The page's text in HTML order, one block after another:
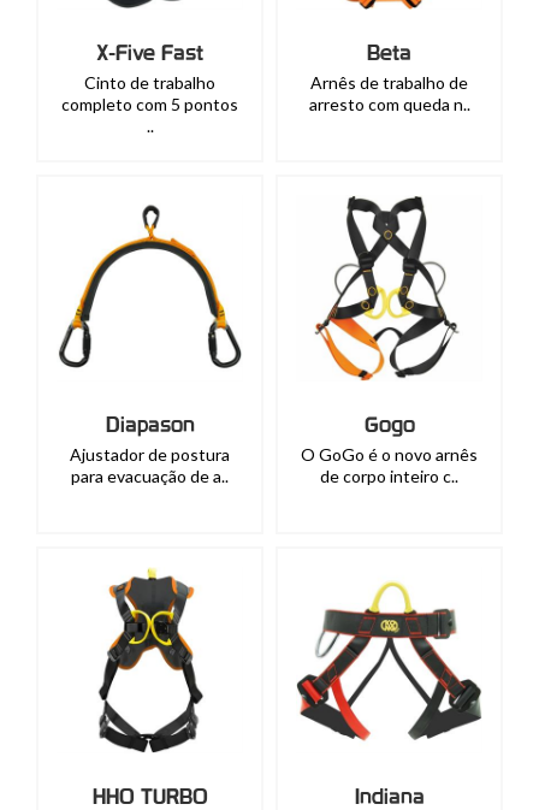
X-Five Fast
Cinto de trabalho
completo com 5 pontos
..
Beta
Arnês de trabalho de
arresto com queda n..
Diapason
Ajustador de postura
para evacuação de a..
Gogo
O GoGo é o novo arnês
de corpo inteiro c..
HHO TURBO Indiana